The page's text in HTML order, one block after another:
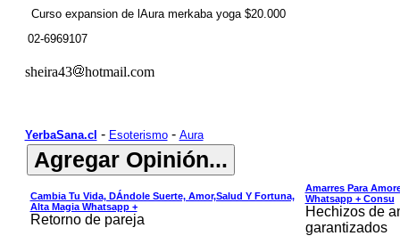
Curso expansion de lAura merkaba yoga $20.000
02-6969107
sheira43 hotmail.com
YerbaSana.cl - Esoterismo- Aura
Cambia Tu Vida, DÁndole Suerte, Amor,salud Y Fortuna,
Alta Magia Whatsapp +
Retorno de pareja
Amarres Para
Whatsapp + Consu
Hechizos de
garantizados